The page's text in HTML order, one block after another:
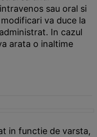
sau oral si
va duce la
In cazul
arata o inaltime
in functie de varsta,